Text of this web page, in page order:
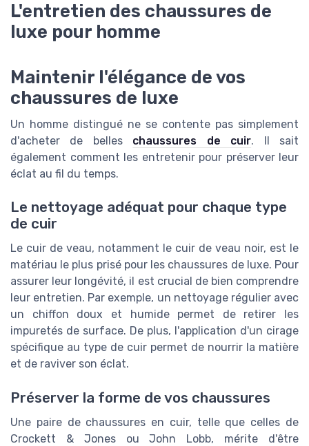
L'entretien des chaussures de
luxe pour homme
Maintenir l'élégance de vos
chaussures de luxe
Un homme distingué ne se contente pas simplement
d'acheter de belles chaussures de cuir. Il sait
également comment les entretenir pour préserver leur
éclat au fil du temps.
Le nettoyage adéquat pour chaque type
de cuir
Le cuir de veau, notamment le cuir de veau noir, est le
matériau le plus prisé pour les chaussures de luxe. Pour
assurer leur longévité, il est crucial de bien comprendre
leur entretien. Par exemple, un nettoyage régulier avec
un chiffon doux et humide permet de retirer les
impuretés de surface. De plus, l'application d'un cirage
spécifique au type de cuir permet de nourrir la matière
et de raviver son éclat.
Préserver la forme de vos chaussures
Une paire de chaussures en cuir, telle que celles de
Crockett & Jones ou John Lobb, mérite d'être